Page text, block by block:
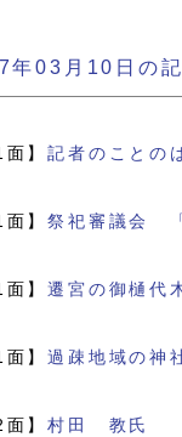
年03月10日の
面】記者のことの
面】祭祀審議会
面】遷宮の御樋代
面】過疎地域の神
面】村田 教氏